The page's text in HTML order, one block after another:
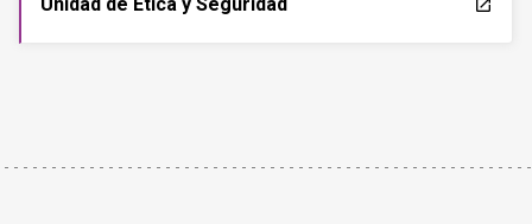
launch